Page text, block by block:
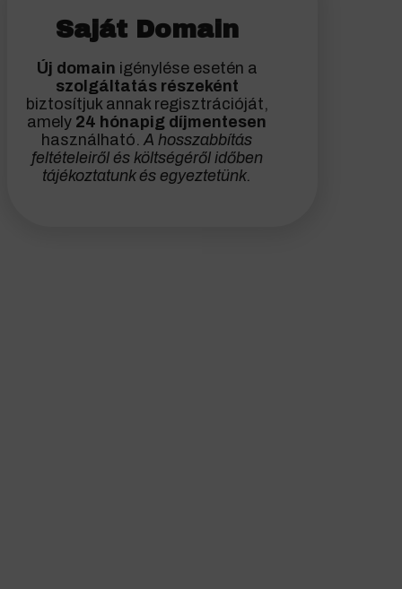
Saját Domain
Új domain igénylése esetén a
szolgáltatás részeként
biztosítjuk annak regisztrációját,
amely 24 hónapig díjmentesen
használható.A hosszabbítás
feltételeiről és költségéről időben
tájékoztatunk és egyeztetünk.